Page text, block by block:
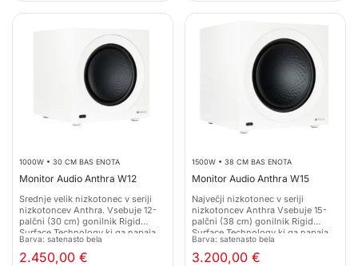
1000W • 30 CM BAS ENOTA
Monitor Audio Anthra W12
Srednje velik nizkotonec v seriji
nizkotoncev Anthra. Vsebuje 12-
palčni (30 cm) gonilnik Rigid
Surface Technology ki ga napaja
1000-vatni ojačevalnik razreda D,
Barva: satenasto bela
2.450,00 €
1500W • 38 CM BAS ENOTA
Monitor Audio Anthra W15
Največji nizkotonec v seriji
nizkotoncev Anthra Vsebuje 15-
palčni (38 cm) gonilnik Rigid
Surface Technology ki ga napaja
1500-vatni ojačevalnik razreda D,
Barva: satenasto bela
3.200,00 €